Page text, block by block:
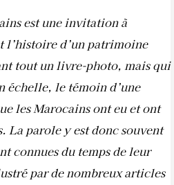
est une invitation à
d’un patrimoine
tout un livre-photo, mais qui
échelle, le témoin d’une
les Marocains ont eu et ont
La parole y est donc souvent
connues du temps de leur
par de nombreux articles